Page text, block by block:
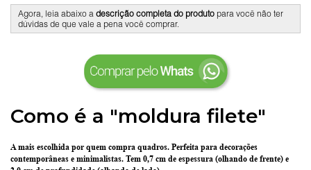
Agora, leia abaixo a descrição completa do produto para você não ter
dúvidas de que vale a pena você comprar.
Como é a "moldura filete"
A mais escolhida por quem compra quadros. Perfeita para decorações
contemporâneas e minimalistas. Tem 0,7 cm de espessura (olhando de frente) e